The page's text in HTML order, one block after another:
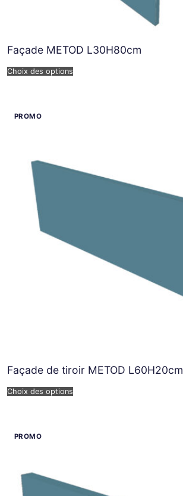
Façade METOD L30H80cm
Choix des options
Façade de tiroir METOD L60H20cm
Choix des options